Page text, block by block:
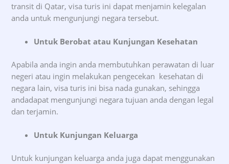
transit di Qatar, visa turis ini dapat menjamin kelegalan
anda untuk mengunjungi negara tersebut.
Untuk Berobat atau Kunjungan Kesehatan
Apabila anda ingin anda membutuhkan perawatan di luar
negeri atau ingin melakukan pengecekan kesehatan di
negara lain, visa turis ini bisa nada gunakan, sehingga
andadapat mengunjungi negara tujuan anda dengan legal
dan terjamin.
Untuk Kunjungan Keluarga
Untuk kunjungan keluarga anda juga dapat menggunakan